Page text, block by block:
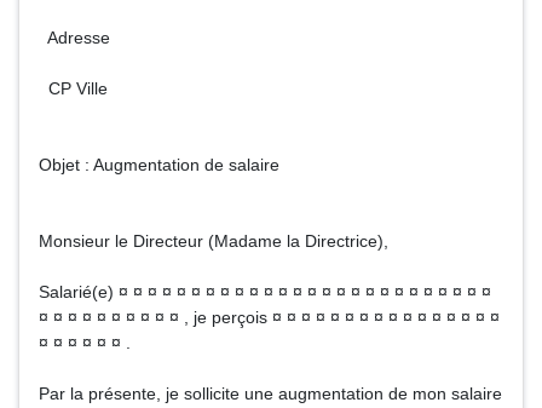
Adresse
CP Ville
Objet : Augmentation de salaire
Monsieur le Directeur (Madame la Directrice),
Salarié(e) ¤ ¤ ¤ ¤ ¤ ¤ ¤ ¤ ¤ ¤ ¤ ¤ ¤ ¤ ¤ ¤ ¤ ¤ ¤ ¤ ¤ ¤ ¤ ¤ ¤ ¤
¤ ¤ ¤ ¤ ¤ ¤ ¤ ¤ ¤ ¤ , je perçois ¤ ¤ ¤ ¤ ¤ ¤ ¤ ¤ ¤ ¤ ¤ ¤ ¤ ¤ ¤ ¤
¤ ¤ ¤ ¤ ¤ ¤ .
Par la présente, je sollicite une augmentation de mon salaire